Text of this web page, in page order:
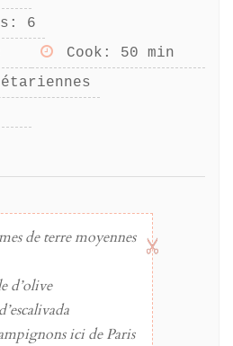
: 6
Cook : 50 min
de terremoyennes
d’olive
escalivada
ici de Paris